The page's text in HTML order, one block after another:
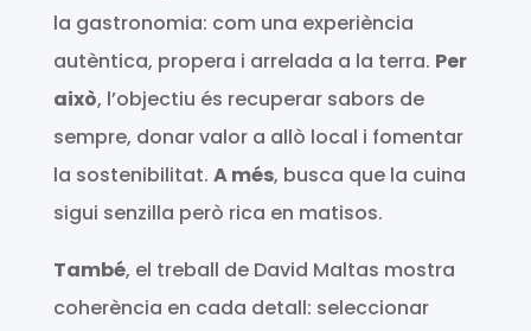
la gastronomia: com una experiència
autèntica, propera i arrelada a la terra. Per
això, l’objectiu és recuperar sabors de
sempre, donar valor a allò local i fomentar
la sostenibilitat. A més, busca que la cuina
sigui senzilla però rica en matisos.
També, el treball de David Maltas mostra
coherència en cada detall: seleccionar